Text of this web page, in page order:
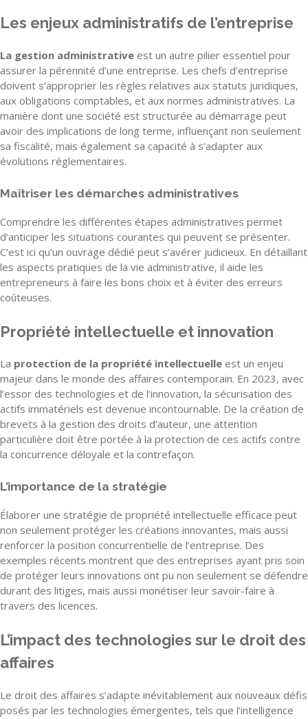
Les enjeux administratifs de l’entreprise
La gestion administrative est un autre pilier essentiel pour
assurer la pérennité d’une entreprise. Les chefs d’entreprise
doivent s’approprier les règles relatives aux statuts juridiques,
aux obligations comptables, et aux normes administratives. La
manière dont une société est structurée au démarrage peut
avoir des implications de long terme, influençant non seulement
sa fiscalité, mais également sa capacité à s’adapter aux
évolutions réglementaires.
Maîtriser les démarches administratives
Comprendre les différentes étapes administratives permet
d’anticiper les situations courantes qui peuvent se présenter.
C’est ici qu’un ouvrage dédié peut s’avérer judicieux. En détaillant
les aspects pratiques de la vie administrative, il aide les
entrepreneurs à faire les bons choix et à éviter des erreurs
coûteuses.
Propriété intellectuelle et innovation
La protection de la propriété intellectuelle est un enjeu
majeur dans le monde des affaires contemporain. En 2023, avec
l’essor des technologies et de l’innovation, la sécurisation des
actifs immatériels est devenue incontournable. De la création de
brevets à la gestion des droits d’auteur, une attention
particulière doit être portée à la protection de ces actifs contre
la concurrence déloyale et la contrefaçon.
L’importance de la stratégie
Élaborer une stratégie de propriété intellectuelle efficace peut
non seulement protéger les créations innovantes, mais aussi
renforcer la position concurrentielle de l’entreprise. Des
exemples récents montrent que des entreprises ayant pris soin
de protéger leurs innovations ont pu non seulement se défendre
durant des litiges, mais aussi monétiser leur savoir-faire à
travers des licences.
L’impact des technologies sur le droit des
affaires
Le droit des affaires s’adapte inévitablement aux nouveaux défis
posés par les technologies émergentes, tels que l’intelligence